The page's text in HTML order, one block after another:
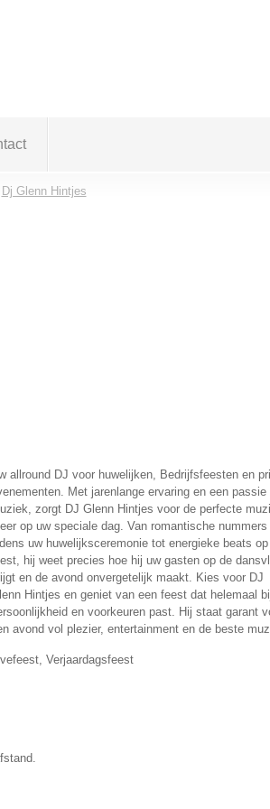
Dj Glenn Hintjes
allround DJ voor huwelijken, Bedrijfsfeesten en
Met jarenlange ervaring en een passie
zorgt DJ Glenn Hintjes voor de perfecte
op uw speciale dag. Van romantische nummers
uw huwelijksceremonie tot energieke beats op
hij weet precies hoe hij uw gasten op de
en de avond onvergetelijk maakt. Kies voor DJ
Hintjes en geniet van een feest dat helemaal
en voorkeuren past. Hij staat garant
avond vol plezier, entertainment en de beste
Verjaardagsfeest